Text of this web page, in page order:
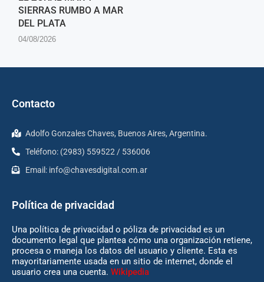
SIERRAS RUMBO A MAR
DEL PLATA
04/08/2026
Contacto
Adolfo Gonzales Chaves, Buenos Aires, Argentina.
Teléfono: (2983) 559522 / 536006
Email: info@chavesdigital.com.ar
Política de privacidad
Una política de privacidad o póliza de privacidad es un
documento legal que plantea cómo una organización retiene,
procesa o maneja los datos del usuario y cliente. Esta es
mayoritariamente usada en un sitio de internet, donde el
usuario crea una cuenta. Wikipedia